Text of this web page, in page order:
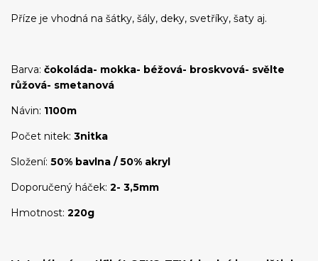
Příze je vhodná na šátky, šály, deky, svetříky, šaty aj.
Barva: čokoláda- mokka- béžová- broskvová- svělte
růžová- smetanová
Návin: 1100m
Počet nitek: 3nitka
Složení: 50% bavlna / 50% akryl
Doporučený háček: 2- 3,5mm
Hmotnost: 220g